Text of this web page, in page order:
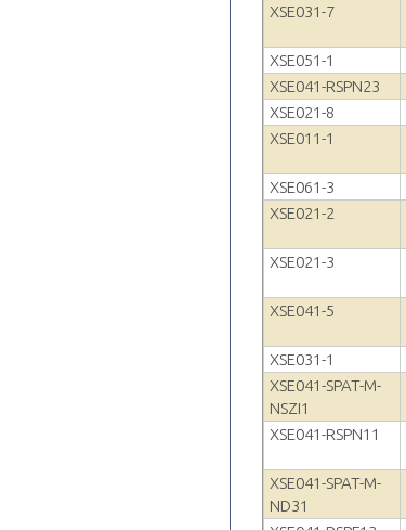
XSE031-7
XSE051-1
XSE041-RSPN23
XSE021-8
XSE011-1
XSE061-3
XSE021-2
XSE021-3
XSE041-5
XSE031-1
XSE041-SPAT-M-
NSZI1
XSE041-RSPN11
XSE041-SPAT-M-
ND31